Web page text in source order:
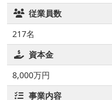
従業員数
217名
資本金
8,000万円
事業内容